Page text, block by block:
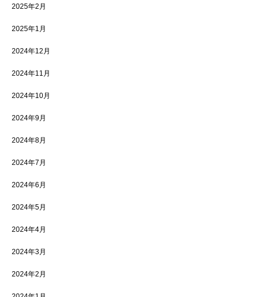
2025年2月
2025年1月
2024年12月
2024年11月
2024年10月
2024年9月
2024年8月
2024年7月
2024年6月
2024年5月
2024年4月
2024年3月
2024年2月